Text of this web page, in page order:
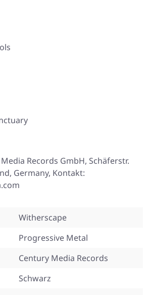
Records GmbH, Schäferstr.
Germany, Kontakt:
Witherscape
Progressive Metal
Century Media Records
Schwarz